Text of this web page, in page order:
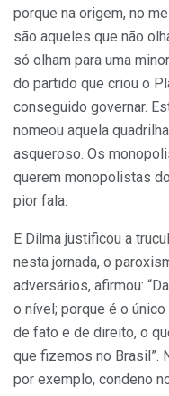
porque na origem, no
são aqueles que não
só olham para uma
do partido que criou o
conseguido governar.
nomeou aquela
asqueroso. Os
querem monopolistas
pior fala.
E Dilma justificou a
nesta jornada, o
adversários, afirmou:
o nível; porque é o
de fato e de direito, o
que fizemos no Brasil”.
por exemplo, condeno